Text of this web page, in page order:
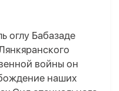
оглу Бабазаде
войны он
наших